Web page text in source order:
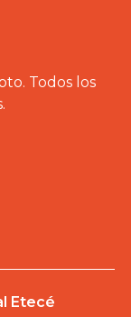
Todos los
Etecé